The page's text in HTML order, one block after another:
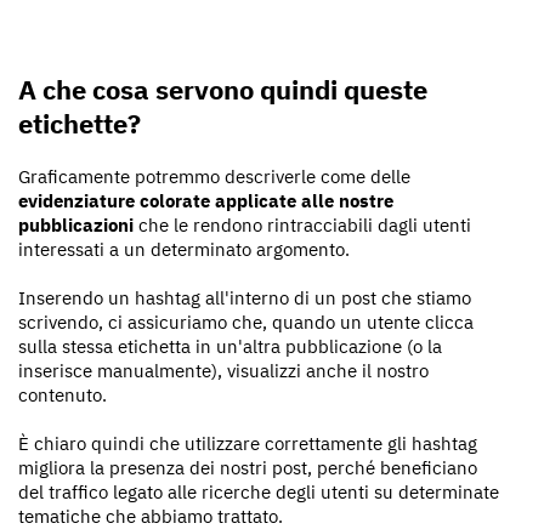
A che cosa servono quindi queste
etichette?
Graficamente potremmo descriverle come delle
evidenziature colorate applicate alle nostre
pubblicazioni che le rendono rintracciabili dagli utenti
interessati a un determinato argomento.
Inserendo un hashtag all'interno di un post che stiamo
scrivendo, ci assicuriamo che, quando un utente clicca
sulla stessa etichetta in un'altra pubblicazione (o la
inserisce manualmente), visualizzi anche il nostro
contenuto.
È chiaro quindi che utilizzare correttamente gli hashtag
migliora la presenza dei nostri post, perché beneficiano
del traffico legato alle ricerche degli utenti su determinate
tematiche che abbiamo trattato.